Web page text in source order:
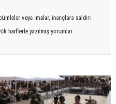
veya imalar, inançlara saldırı
harflerle yazılmış yorumlar